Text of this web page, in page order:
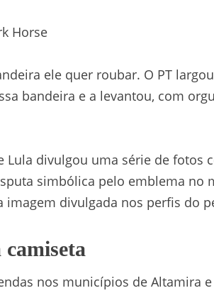
Horse
ele quer roubar. O PT
bandeira e a levantou, com
Lula divulgou uma série de fotos
simbólica pelo emblema no
imagem divulgada nos perfis do
camiseta
nos municípios de Altamira